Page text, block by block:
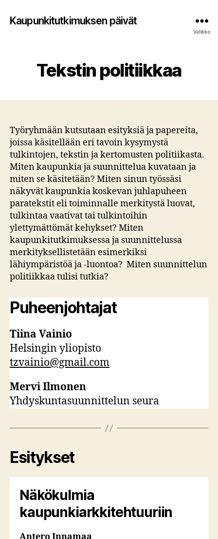
Kaupunkitutkimuksen päivät
Valikko
Tekstin politiikkaa
Työryhmään kutsutaan esityksiä ja papereita,
joissa käsitellään eri tavoin kysymystä
tulkintojen, tekstin ja kertomusten politiikasta.
Miten kaupunkia ja suunnittelua kuvataan ja
miten se käsitetään? Miten sinun työssäsi
näkyvät kaupunkia koskevan juhlapuheen
paratekstit eli toiminnalle merkitystä luovat,
tulkintaa vaativat tai tulkintoihin
ylettymättömät kehykset? Miten
kaupunkitutkimuksessa ja suunnittelussa
merkityksellistetään esimerkiksi
lähiympäristöä ja -luontoa? Miten suunnittelun
politiikkaa tulisi tutkia?
Puheenjohtajat
Tiina Vainio
Helsingin yliopisto
tzvainio@gmail.com
Mervi Ilmonen
Yhdyskuntasuunnittelun seura
Esitykset
Näkökulmia
kaupunkiarkkitehtuuriin